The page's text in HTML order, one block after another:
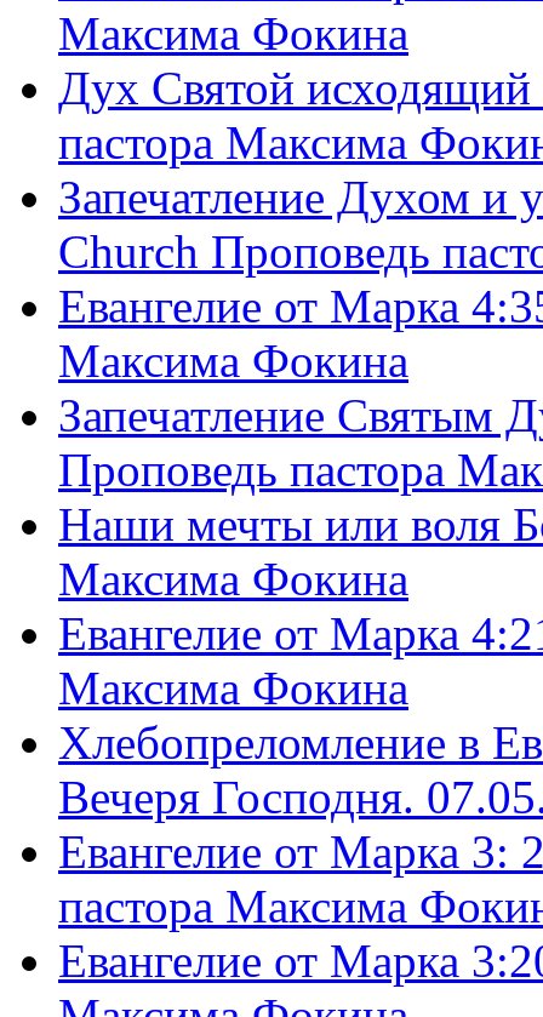
Максима Фокина
Дух Святой
пастора Максима
Запечатление Духом и
Church Проповедь
Евангелие от Марка
Максима Фокина
Запечатление Святым
Проповедь пастора
Наши мечты или воля
Максима Фокина
Евангелие от Марка
Максима Фокина
Хлебопреломление в
Вечеря Господня.
Евангелие от Марка 3:
пастора Максима
Евангелие от Марка